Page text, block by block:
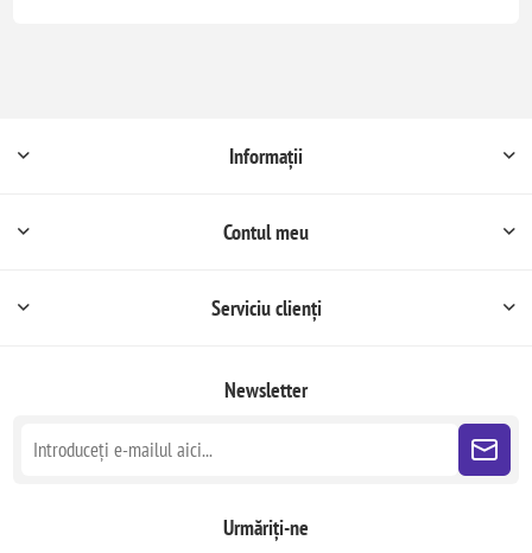
Informații
Contul meu
Serviciu clienți
Newsletter
Urmăriți-ne